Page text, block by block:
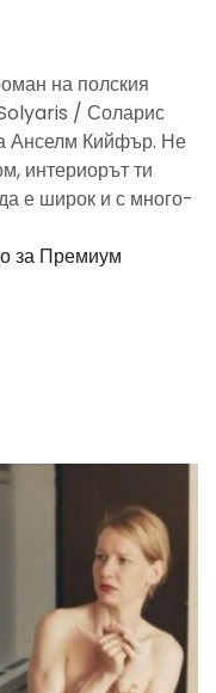
на полския
/ Соларис
Анселм Кийфър. Не
интериорът ти
е широк и с много-
за Премиум